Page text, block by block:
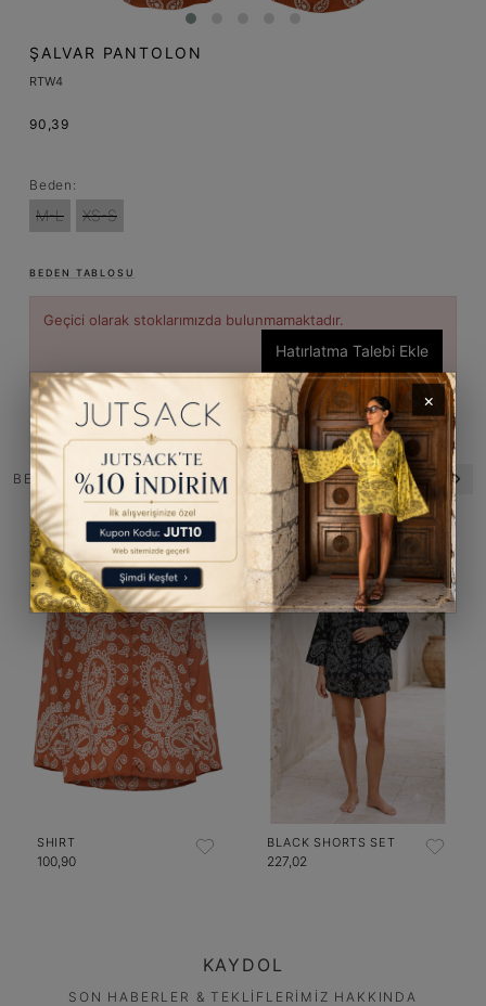
ŞALVAR PANTOLON
RTW4
90,39
Beden:
M-L XS-S
BEDEN TABLOSU
Geçici olarak stoklarımızda bulunmamaktadır.
Hatırlatma Talebi Ekle
BENZER ÜRÜNLER
SHIRT
100,90
BLACK SHORTS SET
227,02
KAYDOL
SON HABERLER & TEKLİFLERİMİZ HAKKINDA
×